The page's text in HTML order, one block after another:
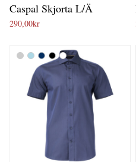
Caspal Skjorta L/Ä
290,00kr